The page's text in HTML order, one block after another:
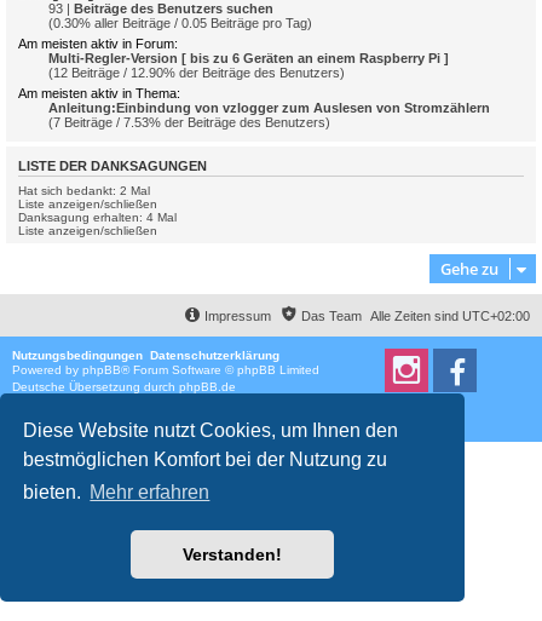
Diese Website nutzt Cookies, um Ihnen den
bestmöglichen Komfort bei der Nutzung zu
bieten. Mehr erfahren
Verstanden!
93 | Beiträge des Benutzers suchen
(0.30% aller Beiträge / 0.05 Beiträge pro Tag)
Am meisten aktiv in Forum:
Multi-Regler-Version [ bis zu 6 Geräten an einem Raspberry Pi ]
(12 Beiträge / 12.90% der Beiträge des Benutzers)
Am meisten aktiv in Thema:
Anleitung:Einbindung von vzlogger zum Auslesen von Stromzählern
(7 Beiträge / 7.53% der Beiträge des Benutzers)
LISTE DER DANKSAGUNGEN
Hat sich bedankt: 2 Mal
Liste anzeigen/schließen
Danksagung erhalten: 4 Mal
Liste anzeigen/schließen
Gehe zu
Alle Zeiten sind UTC+02:00
Das Team
Impressum
Nutzungsbedingungen Datenschutzerklärung
Powered by phpBB® Forum Software © phpBB Limited
Deutsche Übersetzung durch phpBB.de
Datenschutz | Nutzungsbedingungen